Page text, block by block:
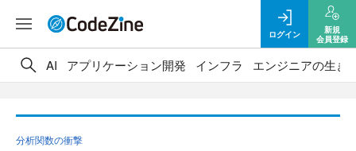
ログイン
新規
会員登録
AI アプリケーション開発 インフラ エンジニアの生き
分析関数の衝撃